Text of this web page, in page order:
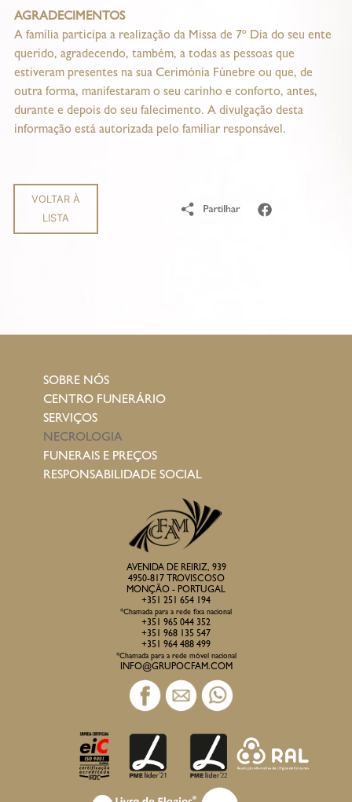
AGRADECIMENTOS
A família participa a realização da Missa de 7º Dia do seu ente
querido, agradecendo, também, a todas as pessoas que
estiveram presentes na sua Cerimónia Fúnebre ou que, de
outra forma, manifestaram o seu carinho e conforto, antes,
durante e depois do seu falecimento. A divulgação desta
informação está autorizada pelo familiar responsável.
VOLTAR À
LISTA
SOBRE NÓS
CENTRO FUNERÁRIO
SERVIÇOS
NECROLOGIA
FUNERAIS E PREÇOS
RESPONSABILIDADE SOCIAL
AVENIDA DE REIRIZ, 939
4950-817 TROVISCOSO
MONÇÃO - PORTUGAL
+351 251 654 194
*Chamada para a rede fixa nacional
+351 965 044 352
+351 968 135 547
+351 964 488 499
*Chamada para a rede móvel nacional
INFO@GRUPOCFAM.COM